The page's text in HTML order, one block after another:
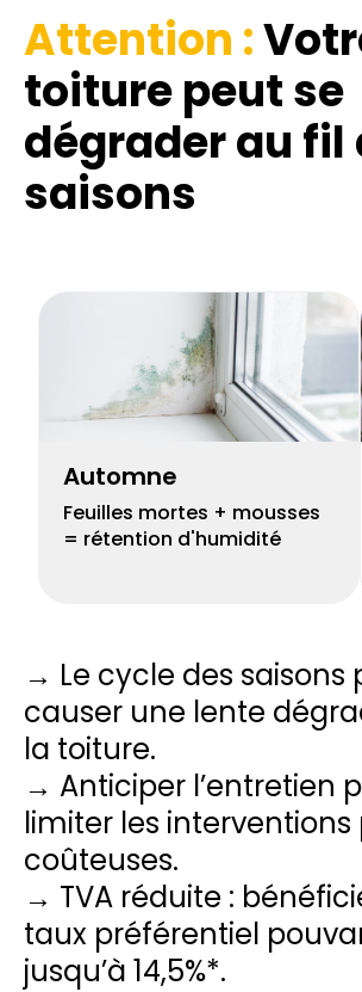
Attention :
toiturepeut se
dégrader au fil
saisons
Automne
Feuilles mortes + mousses
= rétention d'humidité
→ Le cycle des saisons
causer une lente
la toiture.
→ Anticiper l’entretien
limiter les interventions
coûteuses.
→ TVA réduite :
taux préférentiel
jusqu’à 14,5%*.